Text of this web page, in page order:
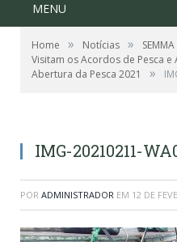
MENU
Home » Notícias »
Visitam os Acordos de Pesca
Abertura da Pesca 2021
»
IMG-20210211-
POR ADMINISTRADOR EM 12 DE